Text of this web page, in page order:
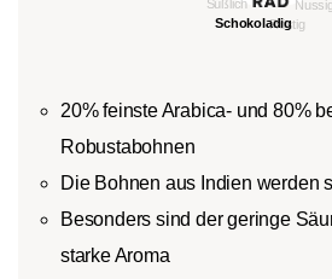
20% feinste Arabica- und 80%
Robustabohnen
Die Bohnen aus Indien werden
Besonders sind der geringe
starke Aroma